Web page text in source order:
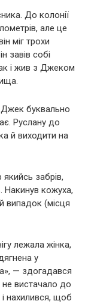
До колонії
але це
міг трохи
завів собі
і жив з Джеком
Джек буквально
Руслану до
й виходити на
забрів,
Накинув кожуха,
випадок (місця
лежала жінка,
у
— здогадався
не вистачало до
нахилився, щоб